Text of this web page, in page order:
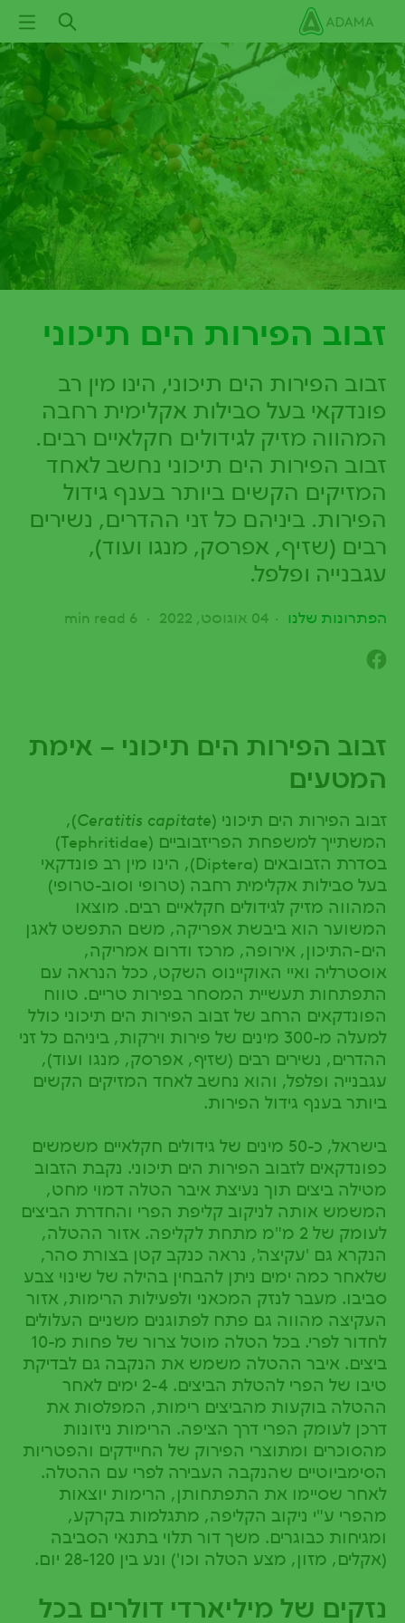
לתוכן
העיקרי
זבוב הפירות הים תיכוני
זבוב הפירות הים תיכוני, הינו מין רב
פונדקאי בעל סבילות אקלימית רחבה
המהווה מזיק לגידולים חקלאיים רבים.
זבוב הפירות הים תיכוני נחשב לאחד
המזיקים הקשים ביותר בענף גידול
הפירות. ביניהם כל זני ההדרים, נשירים
רבים (שזיף, אפרסק, מנגו ועוד),
עגבנייה ופלפל.
הפתרונות שלנו 04 אוגוסט, 2022
זבוב הפירות הים תיכוני – אימת
המטעים
זבוב הפירות הים תיכוני (Ceratitis capitate
),
המשתייך למשפחת הפריזבוביים (Tephritidae)
בסדרת הזבובאים (Diptera), הינו מין רב פונדקאי
בעל סבילות אקלימית רחבה (טרופי וסוב-טרופי)
המהווה מזיק לגידולים חקלאיים רבים. מוצאו
המשוער הוא ביבשת אפריקה, משם התפשט לאגן
הים-התיכון, אירופה, מרכז ודרום אמריקה,
אוסטרליה ואיי האוקיינוס השקט, ככל הנראה עם
התפתחות תעשיית המסחר בפירות טריים. טווח
הפונדקאים הרחב של זבוב הפירות הים תיכוני כולל
למעלה מ-300 מינים של פירות וירקות, ביניהם כל זני
ההדרים, נשירים רבים (שזיף, אפרסק, מנגו ועוד),
עגבנייה ופלפל, והוא נחשב לאחד המזיקים הקשים
ביותר בענף גידול הפירות.
בישראל, כ-50 מינים של גידולים חקלאיים משמשים
כפונדקאים לזבוב הפירות הים תיכוני. נקבת הזבוב
מטילה ביצים תוך נעיצת איבר הטלה דמוי מחט,
המשמש אותה לניקוב קליפת הפרי והחדרת הביצים
לעומק של 2 מ"מ מתחת לקליפה. אזור ההטלה,
הנקרא גם 'עקיצה', נראה כנקב קטן בצורת סהר,
שלאחר כמה ימים ניתן להבחין בהילה של שינוי צבע
סביבו. מעבר לנזק המכאני ולפעילות הרימות, אזור
העקיצה מהווה גם פתח לפתוגנים משניים העלולים
לחדור לפרי. בכל הטלה מוטל צרור של פחות מ-10
ביצים. איבר ההטלה משמש את הנקבה גם לבדיקת
טיבו של הפרי להטלת הביצים. 2-4 ימים לאחר
ההטלה בוקעות מהביצים רימות, המפלסות את
דרכן לעומק הפרי דרך הציפה. הרימות ניזונות
מהסוכרים ומתוצרי הפירוק של החיידקים והפטריות
הסימביוטיים שהנקבה העבירה לפרי עם ההטלה.
לאחר שסיימו את התפתחותן, הרימות יוצאות
מהפרי ע"י ניקוב הקליפה, מתגלמות בקרקע,
ומגיחות כבוגרים. משך דור תלוי בתנאי הסביבה
(אקלים, מזון, מצע הטלה וכו') ונע בין 28-120 יום.
נזקים של מיליארדי דולרים בכל